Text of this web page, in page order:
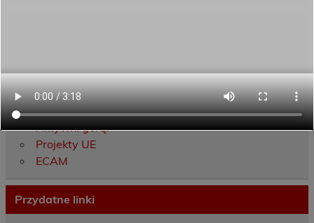
Zamówienia publiczne
Oferta programowa
Rekrutacja
Aktywni górą!
Projekty UE
ECAM
Przydatne linki